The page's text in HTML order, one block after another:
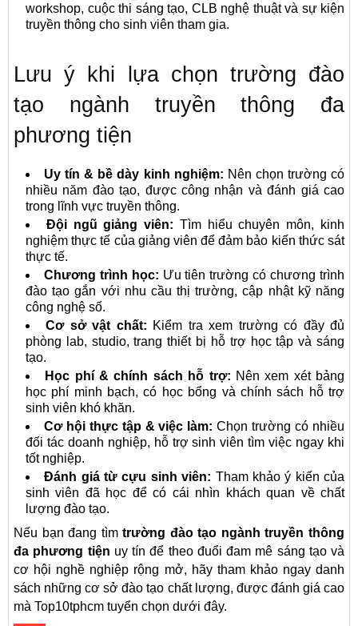
workshop, cuộc thi sáng tạo, CLB nghệ thuật và sự kiện
truyền thông cho sinh viên tham gia.
Lưu ý khi lựa chọn trường đào
tạo ngành truyền thông đa
phương tiện
Uy tín & bề dày kinh nghiệm: Nên chọn trường có
nhiều năm đào tạo, được công nhận và đánh giá cao
trong lĩnh vực truyền thông.
Đội ngũ giảng viên: Tìm hiểu chuyên môn, kinh
nghiệm thực tế của giảng viên để đảm bảo kiến thức sát
thực tế.
Chương trình học: Ưu tiên trường có chương trình
đào tạo gắn với nhu cầu thị trường, cập nhật kỹ năng
công nghệ số.
Cơ sở vật chất: Kiểm tra xem trường có đầy đủ
phòng lab, studio, trang thiết bị hỗ trợ học tập và sáng
tạo.
Học phí & chính sách hỗ trợ: Nên xem xét bảng
học phí minh bạch, có học bổng và chính sách hỗ trợ
sinh viên khó khăn.
Cơ hội thực tập & việc làm: Chọn trường có nhiều
đối tác doanh nghiệp, hỗ trợ sinh viên tìm việc ngay khi
tốt nghiệp.
Đánh giá từ cựu sinh viên: Tham khảo ý kiến của
sinh viên đã học để có cái nhìn khách quan về chất
lượng đào tạo.
Nếu bạn đang tìmtrường đào tạo ngành truyền thông
đa phương tiện uy tín để theo đuổi đam mê sáng tạo và
cơ hội nghề nghiệp rộng mở, hãy tham khảo ngay danh
sách những cơ sở đào tạo chất lượng, được đánh giá cao
mà Top10tphcm tuyển chọn dưới đây.